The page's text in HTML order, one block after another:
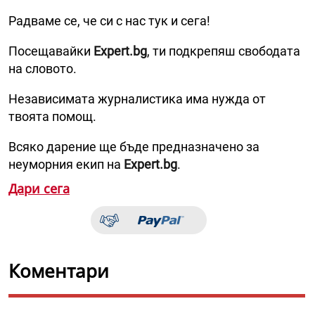
Радваме се, че си с нас тук и сега!
Посещавайки Expert.bg, ти подкрепяш свободата
на словото.
Независимата журналистика има нужда от
твоята помощ.
Всяко дарение ще бъде предназначено за
неуморния екип на Expert.bg.
Дари сега
Коментари